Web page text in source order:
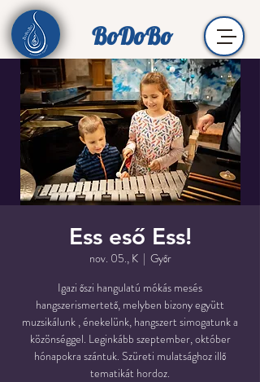
BoDoBo
Ess eső Ess!
nov. 05., K
  |
Győr
Igazi őszi hangulatú mókás mesés
hangszerismertető, melyben bizony együtt
muzsikálunk , énekelünk, hangszert simogatunk a
közönséggel. Leginkább szeptember, október
hónapokra szántuk. Szüreti mulatsághoz illő
tematikát hordoz.